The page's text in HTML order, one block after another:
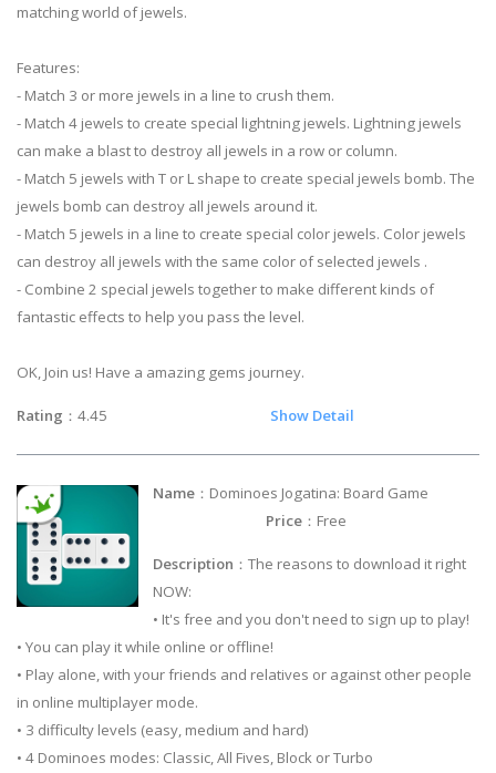
matching world of jewels.
Features:
- Match 3 or more jewels in a line to crush them.
- Match 4 jewels to create special lightning jewels. Lightning jewels
can make a blast to destroy all jewels in a row or column.
- Match 5 jewels with T or L shape to create special jewels bomb. The
jewels bomb can destroy all jewels around it.
- Match 5 jewels in a line to create special color jewels. Color jewels
can destroy all jewels with the same color of selected jewels .
- Combine 2 special jewels together to make different kinds of
fantastic effects to help you pass the level.
OK, Join us! Have a amazing gems journey.
Rating ：4.45 Show Detail
Name ：Dominoes Jogatina: Board Game
Price ：Free
Description ：The reasons to download it right
NOW:
• It's free and you don't need to sign up to play!
• You can play it while online or offline!
• Play alone, with your friends and relatives or against other people
in online multiplayer mode.
• 3 difficulty levels (easy, medium and hard)
• 4 Dominoes modes: Classic, All Fives, Block or Turbo